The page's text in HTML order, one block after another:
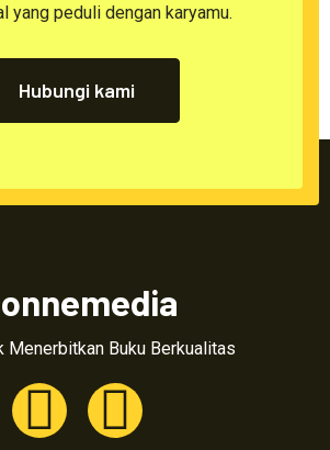
yang peduli dengan karyamu.
Hubungi kami
Menerbitkan Buku Berkualitas